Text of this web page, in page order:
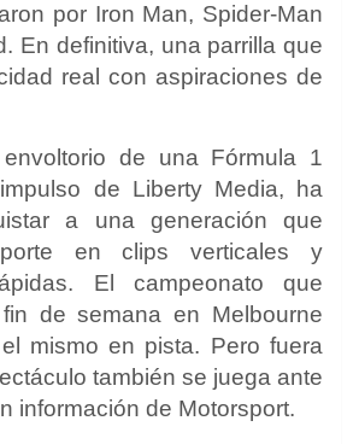
por Iron Man, Spider-Man
En definitiva, una parrilla que
real con aspiraciones de
de una Fórmula 1
de Liberty Media, ha
a una generación que
en clips verticales y
El campeonato que
de semana en Melbourne
mismo en pista. Pero fuera
también se juega ante
información de Motorsport.